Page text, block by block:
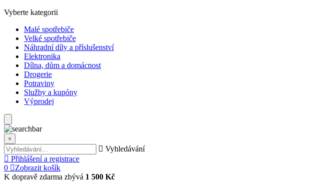
Vyberte kategorii
Malé spotřebiče
Velké spotřebiče
Náhradní díly a příslušenství
Elektronika
Dílna, dům a domácnost
Drogerie
Potraviny
Služby a kupóny
Výprodej
×
Vyhledávání
Přihlášení a registrace
0
Zobrazit košík
K dopravě zdarma zbývá 1 500 Kč